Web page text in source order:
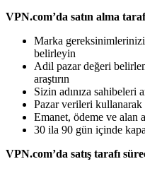
VPN.com’da satın alma
Marka gereksinimlerinizi
belirleyin
Adil pazar değeri
araştırın
Sizin adınıza
Pazar verileri kullanarak
Emanet, ödeme ve alan
30 ila 90 gün içinde
VPN.com’da satış tarafı